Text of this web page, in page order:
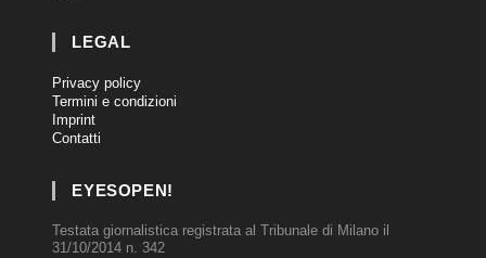
LEGAL
Privacy policy
Termini e condizioni
Imprint
Contatti
EYESOPEN!
Testata giornalistica registrata al Tribunale di Milano il
31/10/2014 n. 342